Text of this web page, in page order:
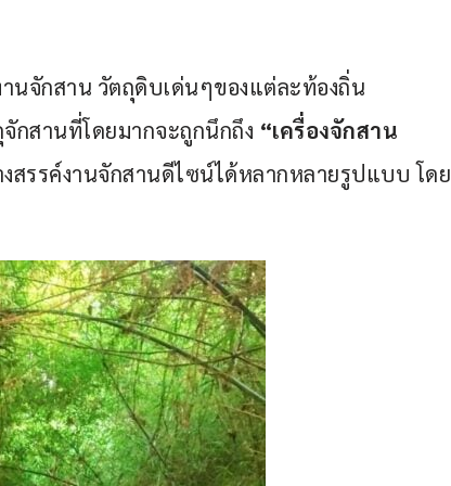
นจักสาน วัตถุดิบเด่นๆของแต่ละท้องถิ่น
กสานที่โดยมากจะถูกนึกถึง “เครื่องจักสาน
สรรค์งานจักสานดีไซน์ได้หลากหลายรูปแบบ โดย